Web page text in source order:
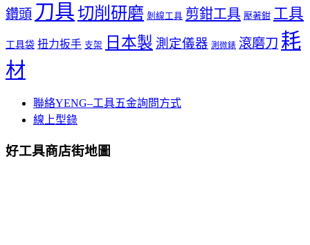
鑽頭 刀具切削研磨 剝線工具 剪鉗工具 壓著鉗 工具
工具袋 扭力扳手 支架 日本製 測定儀器 測微錶 滾磨刀 耗
材
聯絡YENG–工具五金詢問方式
線上型錄
好工具商店街地圖